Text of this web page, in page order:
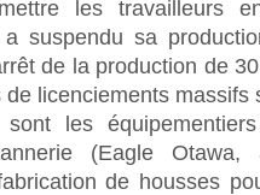
les travailleurs
a suspendu sa
de la production de
de licenciements massifs
les
(Eagle Otawa,
de housses